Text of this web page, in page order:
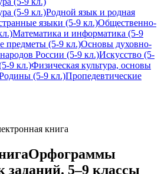
(5-9 кл.)Родной язык и родная
языки (5-9 кл.)Общественно-
Математика и информатика (5-9
предметы (5-9 кл.)Основы духовно-
России (5-9 кл.)Искусство (5-
9 кл.)Физическая культура, основы
(5-9 кл.)Пропедевтические
книга
Орфограммы
заданий. 5–9 классы